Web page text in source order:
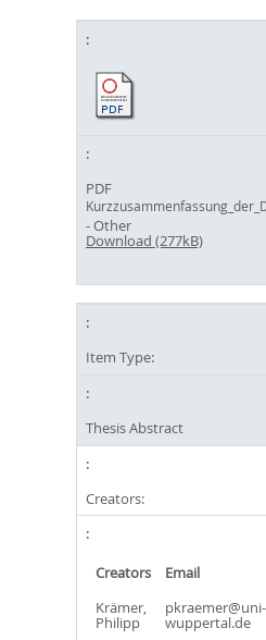
PDF
- Other
Download (277kB)
Item Type:
Thesis Abstract
Creators:
Creators Email
Krämer,
Philipp
pkraemer@uni-
wuppertal.de